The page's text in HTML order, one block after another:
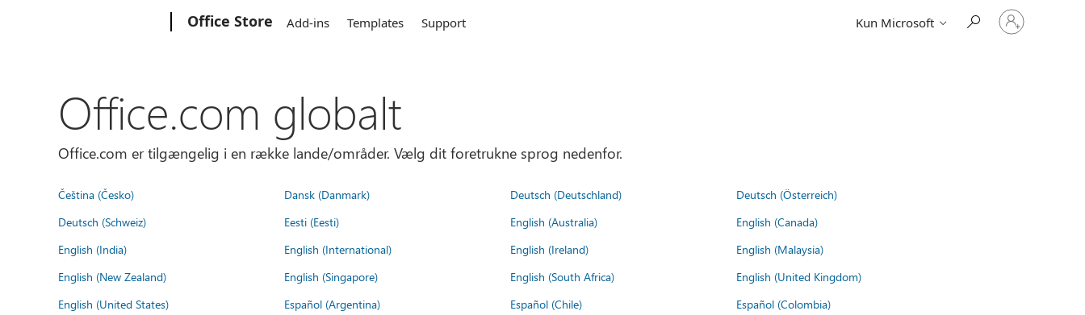
Office Store Add-ins Templates Support Kun Microsoft
Log
på
din
Office.com globalt
Office.com er tilgængelig i en række lande/områder. Vælg dit foretrukne sprog nedenfor.
Čeština (Česko) Dansk (Danmark) Deutsch (Deutschland)
Deutsch (Österreich)
Deutsch (Schweiz)
Eesti (Eesti) English (Australia)
English (Canada)
English (India)
English (International) English (Ireland)
English (Malaysia)
English (New Zealand)
English (Singapore) English (South Africa)
English (United Kingdom)
English (United States)
Español (Argentina) Español (Chile)
Español (Colombia)